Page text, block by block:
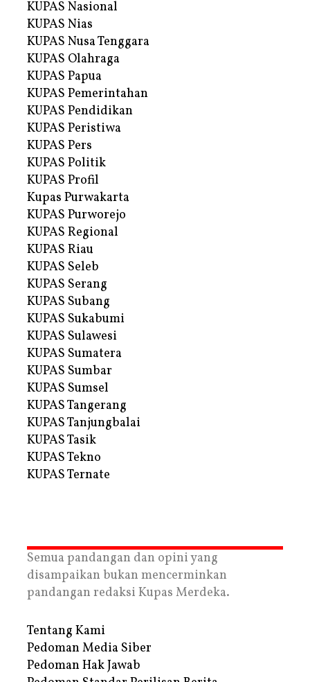
KUPAS Nasional
KUPAS Nias
KUPAS Nusa Tenggara
KUPAS Olahraga
KUPAS Papua
KUPAS Pemerintahan
KUPAS Pendidikan
KUPAS Peristiwa
KUPAS Pers
KUPAS Politik
KUPAS Profil
Kupas Purwakarta
KUPAS Purworejo
KUPAS Regional
KUPAS Riau
KUPAS Seleb
KUPAS Serang
KUPAS Subang
KUPAS Sukabumi
KUPAS Sulawesi
KUPAS Sumatera
KUPAS Sumbar
KUPAS Sumsel
KUPAS Tangerang
KUPAS Tanjungbalai
KUPAS Tasik
KUPAS Tekno
KUPAS Ternate
Semua pandangan dan opini yang
disampaikan bukan mencerminkan
pandangan redaksi Kupas Merdeka.
Tentang Kami
Pedoman Media Siber
Pedoman Hak Jawab